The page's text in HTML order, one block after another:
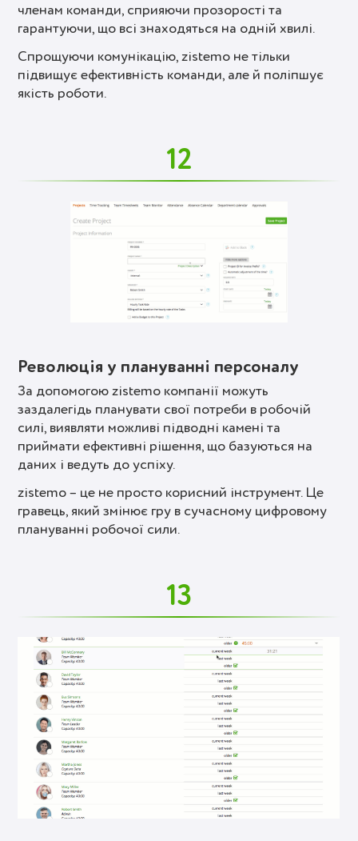
членам команди, сприяючи прозорості та
гарантуючи, що всі знаходяться на одній хвилі.
Спрощуючи комунікацію, zistemo не тільки
підвищує ефективність команди, але й поліпшує
якість роботи.
12
Революція у плануванні персоналу
За допомогою zistemo компанії можуть
заздалегідь планувати свої потреби в робочій
силі, виявляти можливі підводні камені та
приймати ефективні рішення, що базуються на
даних і ведуть до успіху.
zistemo – це не просто корисний інструмент. Це
гравець, який змінює гру в сучасному цифровому
плануванні робочої сили.
13